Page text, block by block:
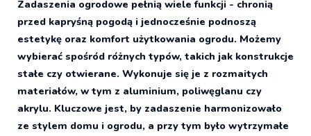
Zadaszenia ogrodowe pełnią wiele funkcji - chronią
przed kapryśną pogodą i jednocześnie podnoszą
estetykę oraz komfort użytkowania ogrodu. Możemy
wybierać spośród różnych typów, takich jak konstrukcje
stałe czy otwierane. Wykonuje się je z rozmaitych
materiałów, w tym z aluminium, poliwęglanu czy
akrylu. Kluczowe jest, by zadaszenie harmonizowało
ze stylem domu i ogrodu, a przy tym było wytrzymałe